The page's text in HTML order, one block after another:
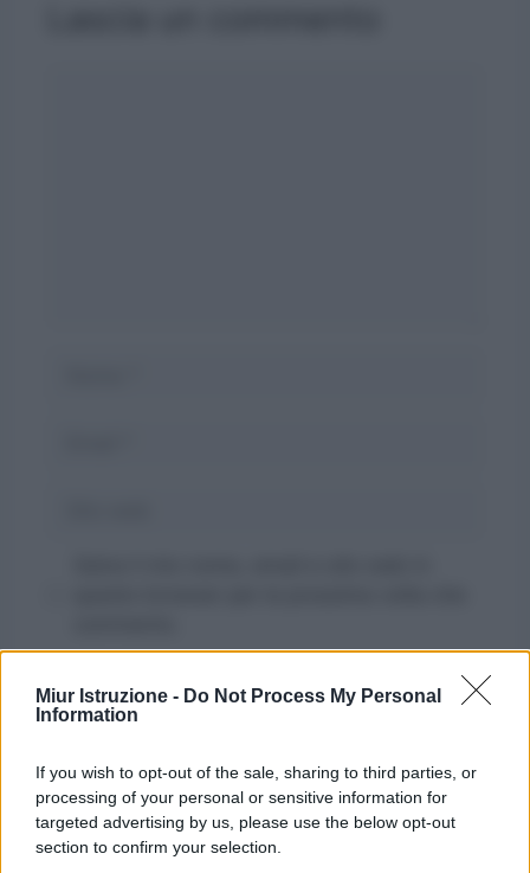
Miur Istruzione - Do Not Process My Personal
Information
If you wish to opt-out of the sale, sharing to third parties, or
processing of your personal or sensitive information for
targeted advertising by us, please use the below opt-out
section to confirm your selection.